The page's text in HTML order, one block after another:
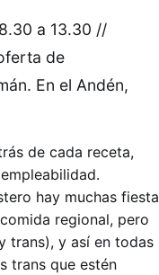
a 13.30 //
de
En el Andén,
de cada receta,
hay muchas fiesta
regional, pero
trans), y así en todas
trans que estén